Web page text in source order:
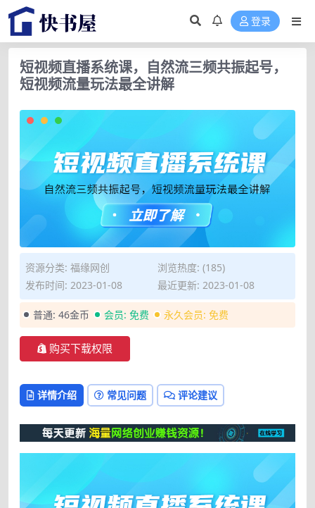
登录
短视频直播系统课，自然流三频共振起号，
短视频流量玩法最全讲解
资源分类: 福缘网创
浏览热度: (185)
发布时间: 2023-01-08
最近更新: 2023-01-08
普通: 46金币 会员: 免费 永久会员: 免费
购买下载权限
详情介绍 常见问题 评论建议